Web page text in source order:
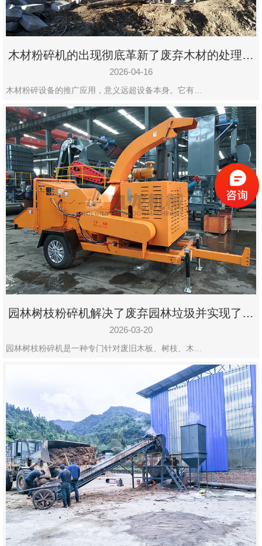
木材粉碎机的出现彻底革新了废弃木材的处理模
式
2026-04-16
木材粉碎设备的推广应用，意义远超设备本身。它有…
园林树枝粉碎机解决了废弃园林垃圾并实现了再
利用
2026-03-20
园林树枝粉碎机是一种专门针对废旧木板、树枝、木…